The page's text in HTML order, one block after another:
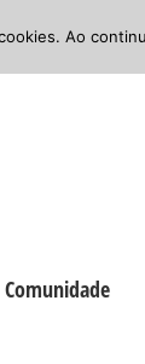
Comunidade
Ao